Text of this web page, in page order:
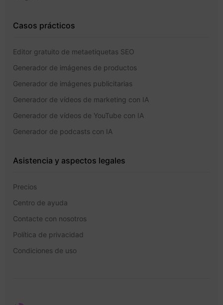
Casos prácticos
Editor gratuito de metaetiquetas SEO
Generador de imágenes de productos
Generador de imágenes publicitarias
Generador de vídeos de marketing con IA
Generador de vídeos de YouTube con IA
Generador de podcasts con IA
Asistencia y aspectos legales
Precios
Centro de ayuda
Contacte con nosotros
Política de privacidad
Condiciones de uso